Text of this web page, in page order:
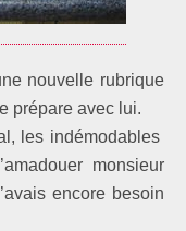
nouvelle rubrique
prépare avec lui.
les indémodables
monsieur
encore besoin